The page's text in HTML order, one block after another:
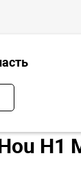
Мультитул Huo
H1